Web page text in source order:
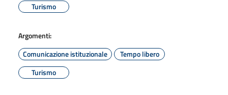
Turismo
Argomenti:
Comunicazione istituzionale
Tempo libero
Turismo